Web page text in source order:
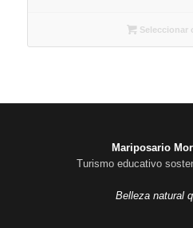
Seleccionar
Mariposario
Turismo educativo
Belleza natural